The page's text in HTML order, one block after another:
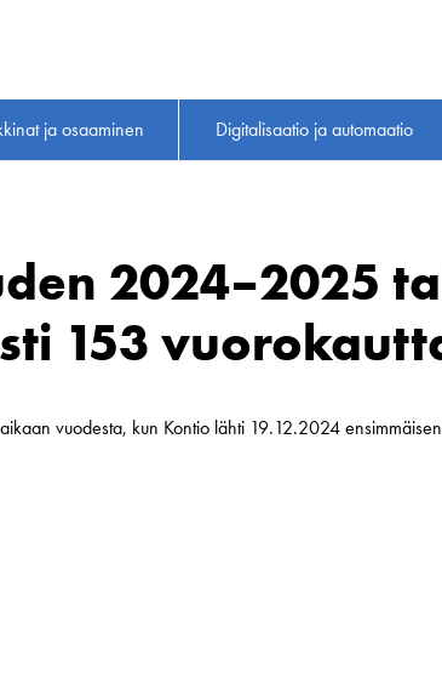
ja osaaminen Digitalisaatio ja automaatio
2024–2025
153
vuodesta, kun Kontio lähti 19.12.2024